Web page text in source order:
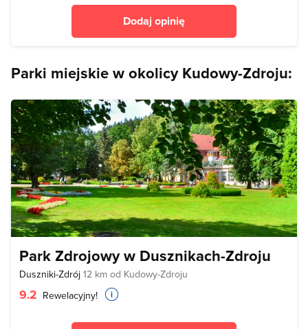
Dodaj opinię
Parki miejskie w okolicy Kudowy-Zdroju:
Park Zdrojowy w Dusznikach-Zdroju
Duszniki-Zdrój 12 km od Kudowy-Zdroju
9.2 Rewelacyjny!